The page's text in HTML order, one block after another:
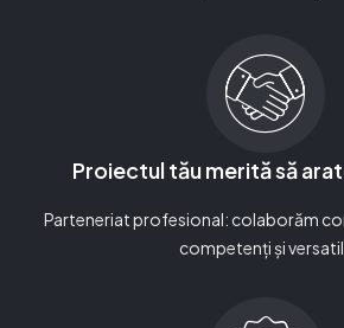
Proiectul tău merită să
Parteneriat profesional: colaborăm
competenți și